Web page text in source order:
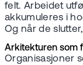
felt. Arbeidet
akkumuleres i
Og når de
Arkitekturen som
Organisasjoner